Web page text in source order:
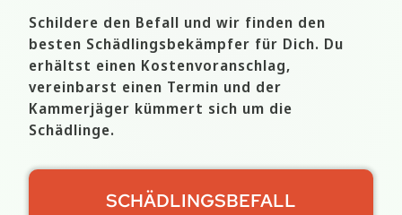
Schildere den Befall und wir finden den
besten Schädlingsbekämpfer für Dich. Du
erhältst einen Kostenvoranschlag,
vereinbarst einen Termin und der
Kammerjäger kümmert sich um die
Schädlinge.
SCHÄDLINGSBEFALL